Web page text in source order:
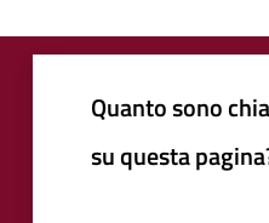
Quanto sono
su questa